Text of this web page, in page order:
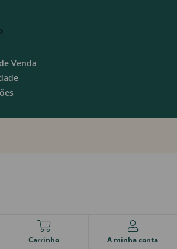
Venda
Carrinho A minha conta